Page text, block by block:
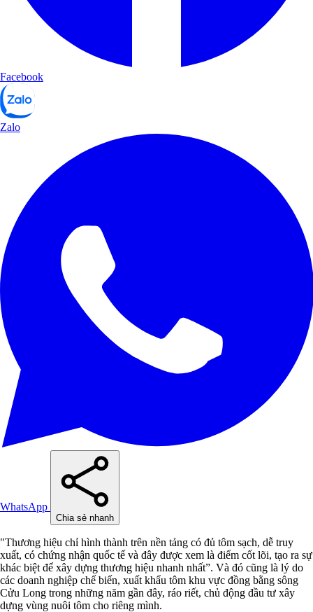
Facebook
Zalo
WhatsApp
Chia sẻ nhanh
"Thương hiệu chỉ hình thành trên nền tảng có đủ tôm sạch, dễ truy
xuất, có chứng nhận quốc tế và đây được xem là điểm cốt lõi, tạo ra sự
khác biệt để xây dựng thương hiệu nhanh nhất”. Và đó cũng là lý do
các doanh nghiệp chế biến, xuất khẩu tôm khu vực đồng bằng sông
Cửu Long trong những năm gần đây, ráo riết, chủ động đầu tư xây
dựng vùng nuôi tôm cho riêng mình.